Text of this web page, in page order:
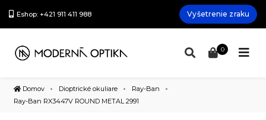
Eshop: +421 911 411 988 Vyšetrenie zraku
0
Domov Dioptrické okuliare
Ray-Ban
Ray-Ban RX3447V ROUND METAL 2991